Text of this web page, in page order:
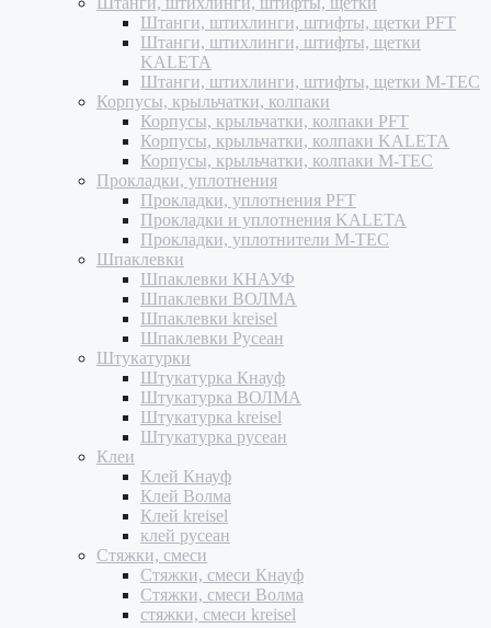
Штанги, штихлинги, штифты, щетки PFT
Штанги, штихлинги, штифты, щетки
KALETA
Штанги, штихлинги, штифты, щетки M-TEC
Корпусы, крыльчатки, колпаки
Корпусы, крыльчатки, колпаки PFT
Корпусы, крыльчатки, колпаки KALETA
Корпусы, крыльчатки, колпаки M-TEC
Прокладки, уплотнения
Прокладки, уплотнения PFT
Прокладки и уплотнения KALETA
Прокладки, уплотнители M-TEC
Шпаклевки
Шпаклевки КНАУФ
Шпаклевки ВОЛМА
Шпаклевки kreisel
Шпаклевки Русеан
Штукатурки
Штукатурка Кнауф
Штукатурка ВОЛМА
Штукатурка kreisel
Штукатурка русеан
Клеи
Клей Кнауф
Клей Волма
Клей kreisel
клей русеан
Стяжки, смеси
Стяжки, смеси Кнауф
Стяжки, смеси Волма
стяжки, смеси kreisel